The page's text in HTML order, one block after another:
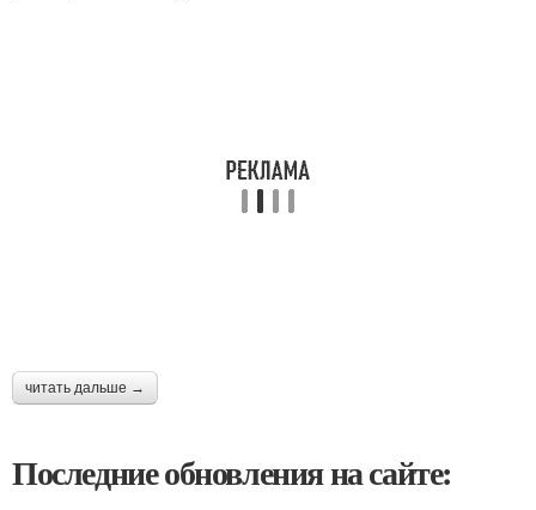
читать дальше →
Последние обновления на сайте: